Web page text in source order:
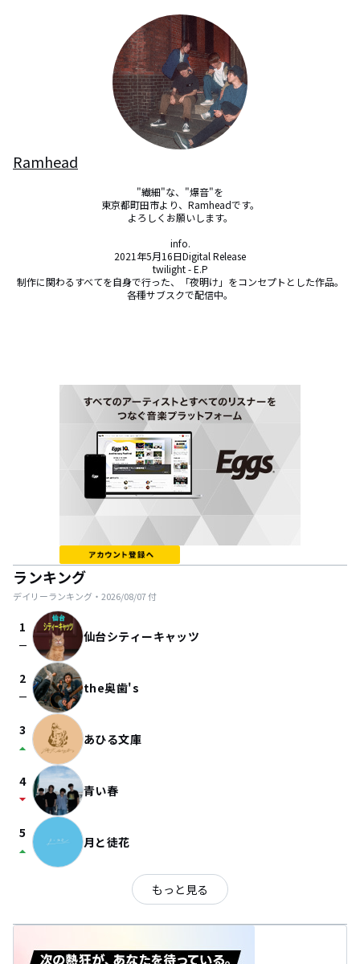
Ramhead
"繊細"な、"爆音"を
東京都町田市より、Ramheadです。
よろしくお願いします。
info.
2021年5月16日Digital Release
twilight - E.P
制作に関わるすべてを自身で行った、「夜明け」をコンセプトとした作品。
各種サブスクで配信中。
ランキング
デイリーランキング・ 2026/08/07付
1
check_indeterminate_small 仙台シティーキャッツ
2
check_indeterminate_small the奥歯's
3
arrow_drop_up あひる文庫
4
arrow_drop_down 青い春
5
arrow_drop_up 月と徒花
もっと見る